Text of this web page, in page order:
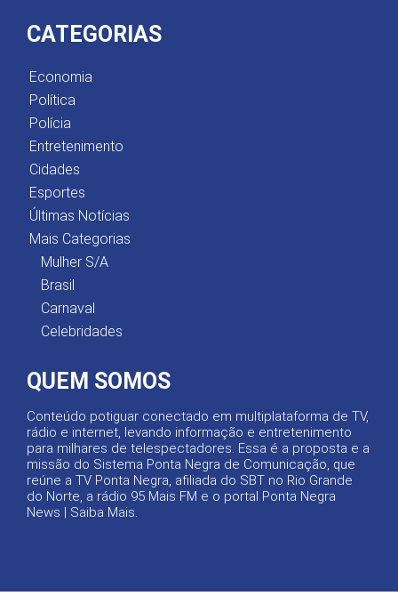
CATEGORIAS
Economia
Política
Polícia
Entretenimento
Cidades
Esportes
Últimas Notícias
Mais Categorias
Mulher S/A
Brasil
Carnaval
Celebridades
QUEM SOMOS
Conteúdo potiguar conectado em multiplataforma de TV,
rádio e internet, levando informação e entretenimento
para milhares de telespectadores. Essa é a proposta e a
missão do Sistema Ponta Negra de Comunicação, que
reúne a TV Ponta Negra, afiliada do SBT no Rio Grande
do Norte, a rádio 95 Mais FM e o portal Ponta Negra
News | Saiba Mais.